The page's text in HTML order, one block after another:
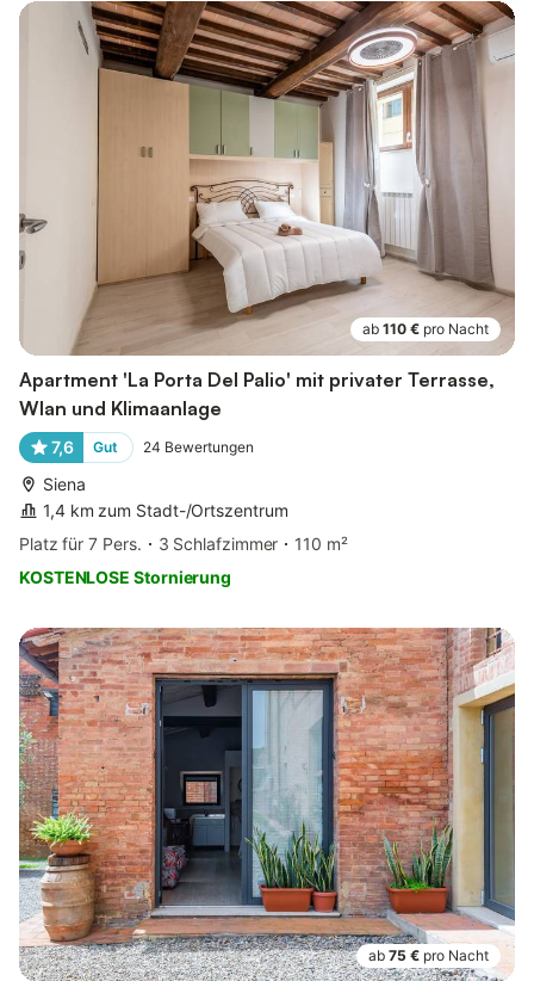
ab 110 € pro Nacht
Apartment 'La Porta Del Palio' mit privater Terrasse,
Wlan und Klimaanlage
7,6 Gut 24 Bewertungen
Siena
1,4 km zum Stadt-/Ortszentrum
Platz für 7 Pers.
3 Schlafzimmer
110 m²
KOSTENLOSE Stornierung
ab 75 € pro Nacht